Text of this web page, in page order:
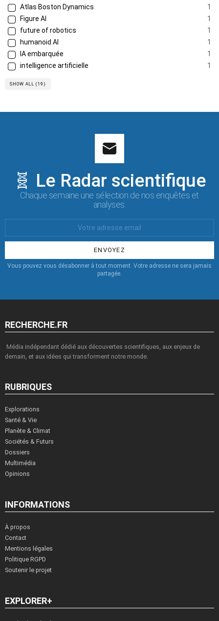
Atlas Boston Dynamics
1
Figure AI
1
future of robotics
1
humanoid AI
1
IA embarquée
1
intelligence artificielle
1
SHOW ALL (19)
🧬 Le Radar scientifique
Chaque semaine une sélection de nos enquêtes et
analyses.
:
Vous pouvez vous désabonner à tout moment. Votre adresse ne sera jamais
partagée.
RECHERCHE.FR
Média indépendant dédié aux découvertes scientifiques, aux enjeux de
demain, et aux idées qui transforment notre monde.
RUBRIQUES
Explorations
Santé & Vie
Planète & Climat
Sociétés & Futurs
Dossiers
Multimédia
Opinions
INFORMATIONS
À propos
Contact
Mentions légales
Politique RGPD
Soutenir le projet
EXPLORER+